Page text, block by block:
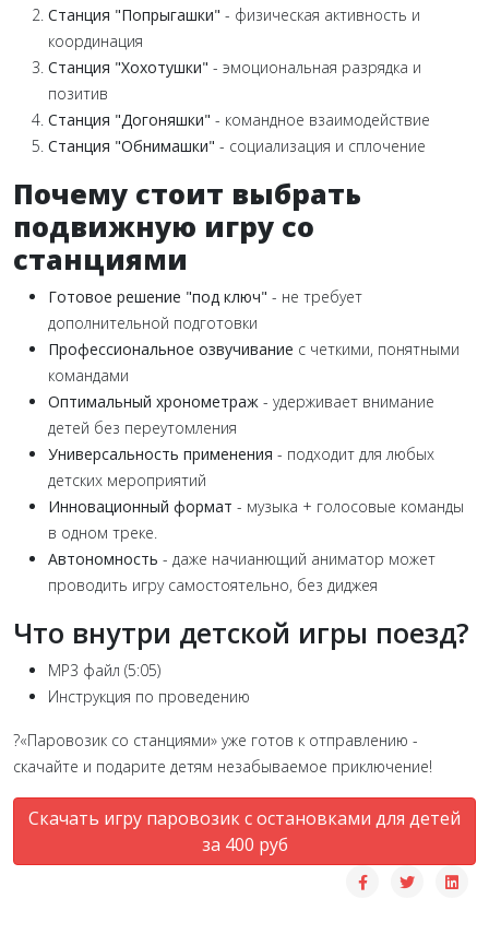
Станция "Попрыгашки" - физическая активность и
координация
Станция "Хохотушки" - эмоциональная разрядка и
позитив
Станция "Догоняшки" - командное взаимодействие
Станция "Обнимашки" - социализация и сплочение
Почему стоит выбрать
подвижную игру со
станциями
Готовое решение "под ключ" - не требует
дополнительной подготовки
Профессиональное озвучивание с четкими, понятными
командами
Оптимальный хронометраж - удерживает внимание
детей без переутомления
Универсальность применения - подходит для любых
детских мероприятий
Инновационный формат - музыка + голосовые команды
в одном треке.
Автономность - даже начианющий аниматор может
проводить игру самостоятельно, без диджея
Что внутри детской игры поезд?
MP3 файл (5:05)
Инструкция по проведению
?«Паровозик со станциями» уже готов к отправлению -
скачайте и подарите детям незабываемое приключение!
Скачать игру паровозик с остановками для детей
за 400 руб